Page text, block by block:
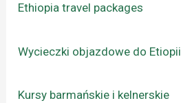
Ethiopia travel packages
Wycieczki objazdowe do Etiopii
Kursy barmańskie i kelnerskie